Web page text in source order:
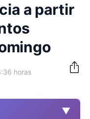
a partir
horas
▼